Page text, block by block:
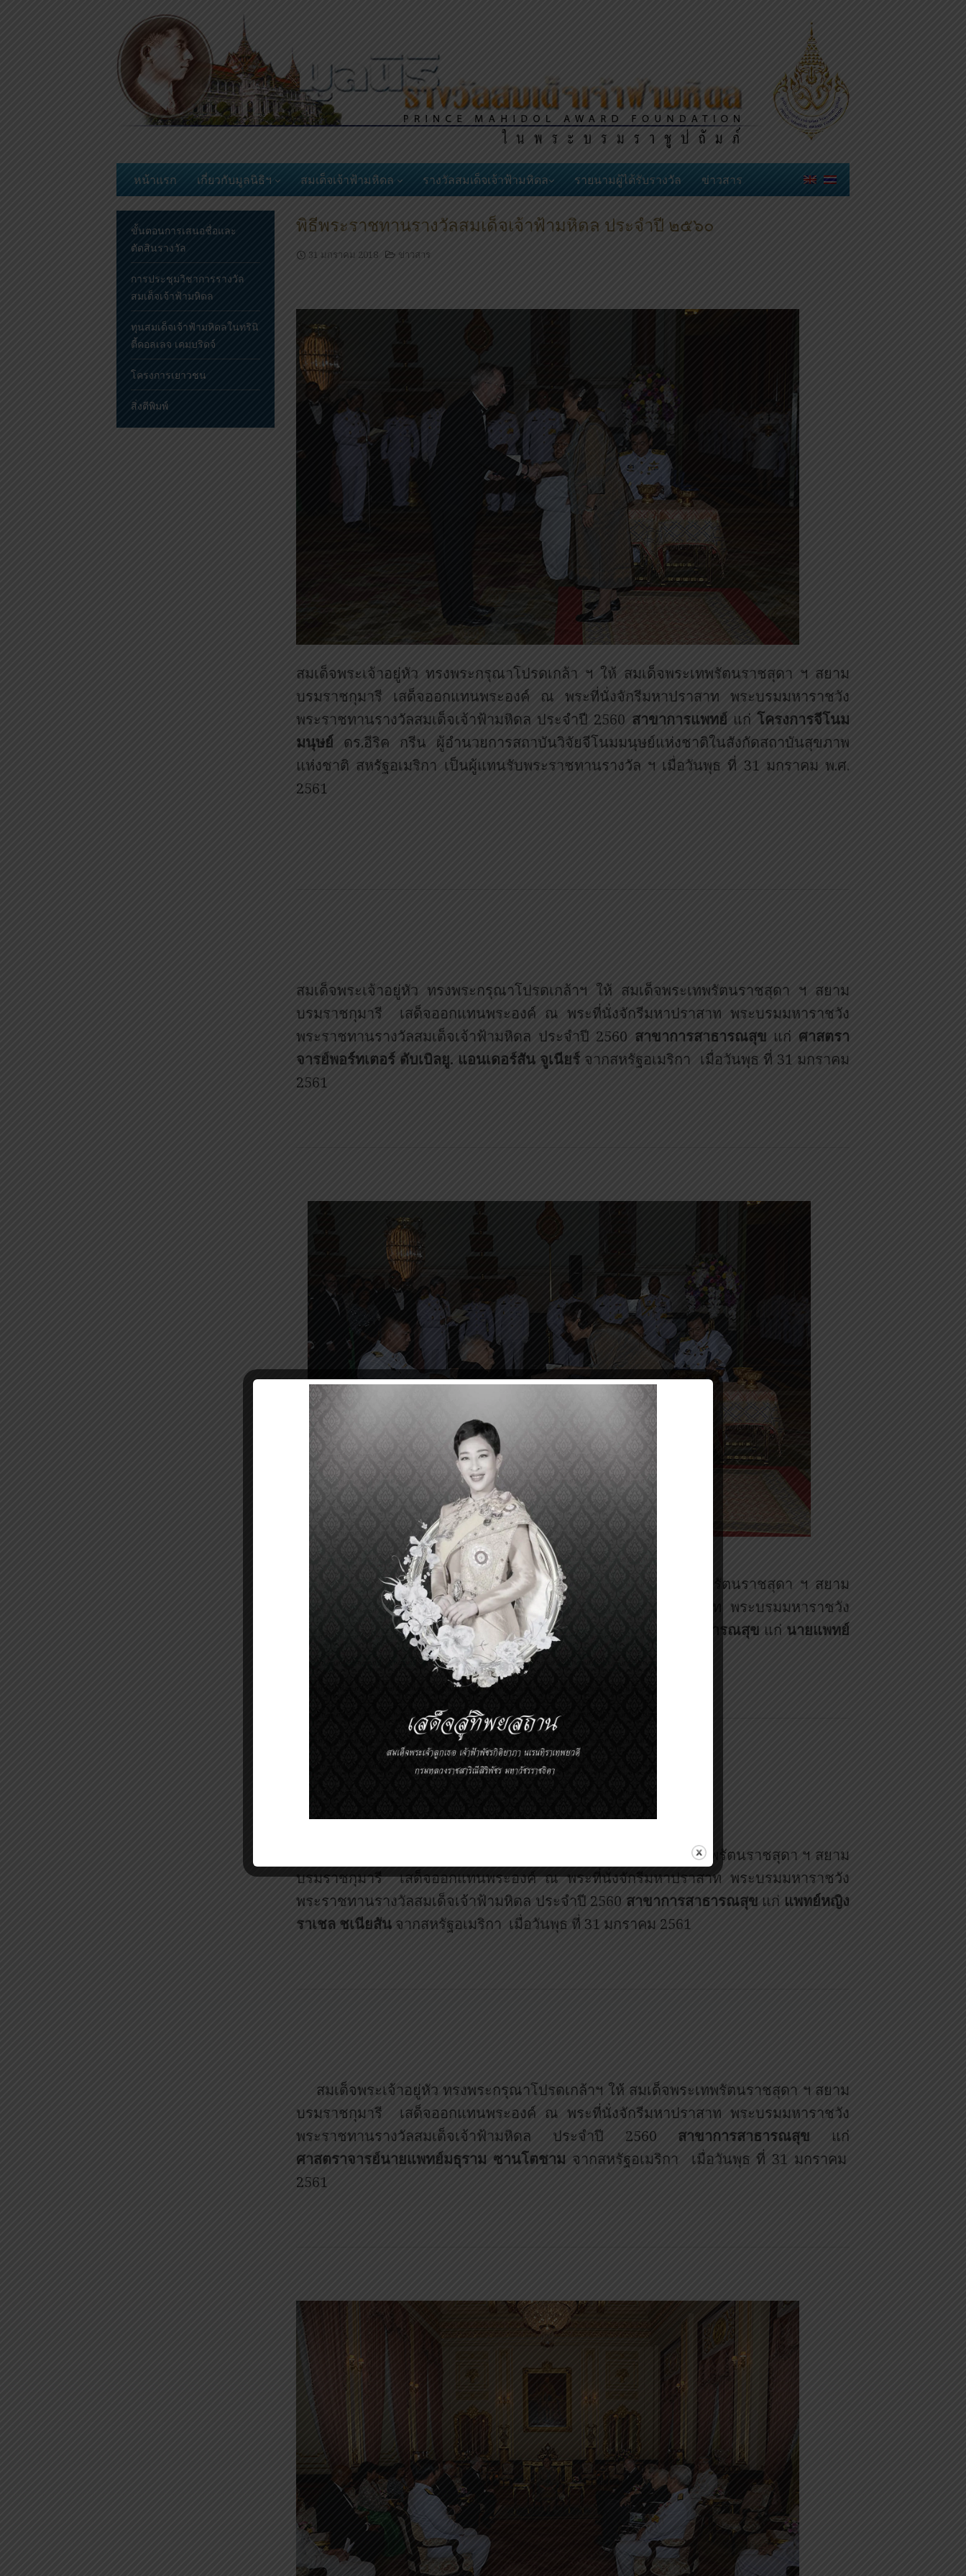
หน้าแรก เกี่ยวกับมูลนิธิฯ สมเด็จเจ้าฟ้ามหิดล รางวัลสมเด็จเจ้าฟ้ามหิดล รายนามผู้ได้รับรางวัล ข่าวสาร
พิธีพระราชทานรางวัลสมเด็จเจ้าฟ้ามหิดล ประจำปี ๒๕๖๐
31 มกราคม 2018 ข่าวสาร
สมเด็จพระเจ้าอยู่หัว ทรงพระกรุณาโปรดเกล้า ฯ ให้ สมเด็จพระเทพรัตนราชสุดา ฯ สยาม
บรมราชกุมารี เสด็จออกแทนพระองค์ ณ พระที่นั่งจักรีมหาปราสาท พระบรมมหาราชวัง
พระราชทานรางวัลสมเด็จเจ้าฟ้ามหิดล ประจำปี 2560 สาขาการแพทย์ แก่โครงการจีโนม
มนุษย์ ดร.อีริค กรีน ผู้อำนวยการสถาบันวิจัยจีโนมมนุษย์แห่งชาติในสังกัดสถาบันสุขภาพ
แห่งชาติ สหรัฐอเมริกา เป็นผู้แทนรับพระราชทานรางวัล ฯ เมื่อวันพุธ ที่ 31 มกราคม พ.ศ.
2561
สมเด็จพระเจ้าอยู่หัว ทรงพระกรุณาโปรดเกล้าฯ ให้ สมเด็จพระเทพรัตนราชสุดา ฯ สยาม
บรมราชกุมารี เสด็จออกแทนพระองค์ ณ พระที่นั่งจักรีมหาปราสาท พระบรมมหาราชวัง
พระราชทานรางวัลสมเด็จเจ้าฟ้ามหิดล ประจำปี 2560 สาขาการสาธารณสุข แก่ ศาสตรา
จารย์พอร์ทเตอร์ ดับเบิลยู. แอนเดอร์สัน จูเนียร์ จากสหรัฐอเมริกา เมื่อวันพุธ ที่ 31 มกราคม
2561
สมเด็จพระเจ้าอยู่หัว ทรงพระกรุณาโปรดเกล้าฯ ให้ สมเด็จพระเทพรัตนราชสุดา ฯ สยาม
บรมราชกุมารี เสด็จออกแทนพระองค์ ณ พระที่นั่งจักรีมหาปราสาท พระบรมมหาราชวัง
พระราชทานรางวัลสมเด็จเจ้าฟ้ามหิดล ประจำปี 2560
สาขาการสาธารณสุข แก่ นายแพทย์
จากสหรัฐอเมริกา เมื่อวันพุธ ที่ 31 มกราคม 2561
สมเด็จพระเจ้าอยู่หัว ทรงพระกรุณาโปรดเกล้าฯ ให้ สมเด็จพระเทพรัตนราชสุดา ฯ สยาม
บรมราชกุมารี เสด็จออกแทนพระองค์ ณ พระที่นั่งจักรีมหาปราสาท พระบรมมหาราชวัง
พระราชทานรางวัลสมเด็จเจ้าฟ้ามหิดล ประจำปี 2560 สาขาการสาธารณสุข แก่ แพทย์หญิง
ราเชล ชเนียสัน จากสหรัฐอเมริกา เมื่อวันพุธ ที่ 31 มกราคม 2561
สมเด็จพระเจ้าอยู่หัว ทรงพระกรุณาโปรดเกล้าฯ ให้ สมเด็จพระเทพรัตนราชสุดา ฯ สยาม
บรมราชกุมารี เสด็จออกแทนพระองค์ ณ พระที่นั่งจักรีมหาปราสาท พระบรมมหาราชวัง
พระราชทานรางวัลสมเด็จเจ้าฟ้ามหิดล ประจำปี 2560 สาขาการสาธารณสุข แก่
ศาสตราจารย์นายแพทย์มธุราม ซานโตชาม จากสหรัฐอเมริกา เมื่อวันพุธ ที่ 31 มกราคม
2561
ขั้นตอนการเสนอชื่อและ
ตัดสินรางวัล
การประชุมวิชาการรางวัล
สมเด็จเจ้าฟ้ามหิดล
ทุนสมเด็จเจ้าฟ้ามหิดลในทรินิ
ตี้คอลเลจ เคมบริดจ์
โครงการเยาวชน
สิ่งตีพิมพ์